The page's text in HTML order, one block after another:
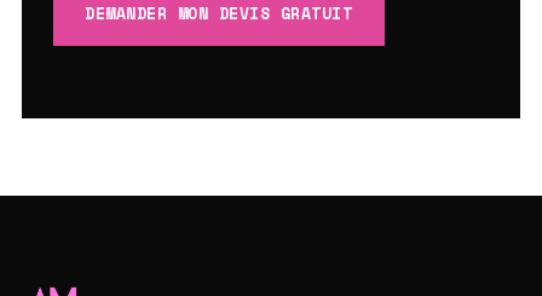
DEMANDER MON DEVIS GRATUIT